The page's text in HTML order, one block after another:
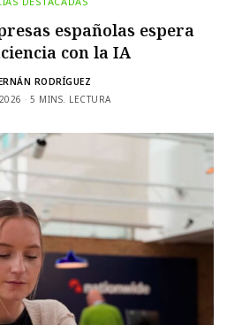
españolas espera
con la IA
RODRÍGUEZ
5 MINS. LECTURA